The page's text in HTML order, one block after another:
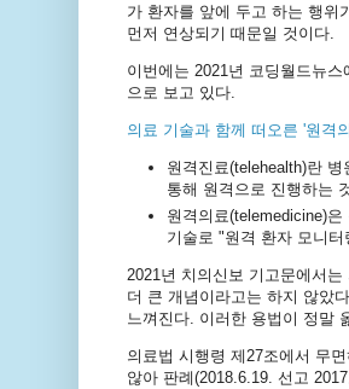
가 환자를 앞에 두고 하는 행위
먼저 연상되기 때문일 것이다.
이번에는 2021년 코딩월드뉴
으로 보고 있다.
의료 기술과 함께 떠오른 '원격
원격진료(telehealth)란
통해 원격으로 진행하는
원격의료(telemedicine)
기술로 "원격 환자 모니터
2021년 치의신보 기고문에서
더 큰 개념이라고는 하지 않았
느껴진다. 이러한 용법이 정말
의료법 시행령 제27조에서 무
않아 판례(2018.6.19. 선고